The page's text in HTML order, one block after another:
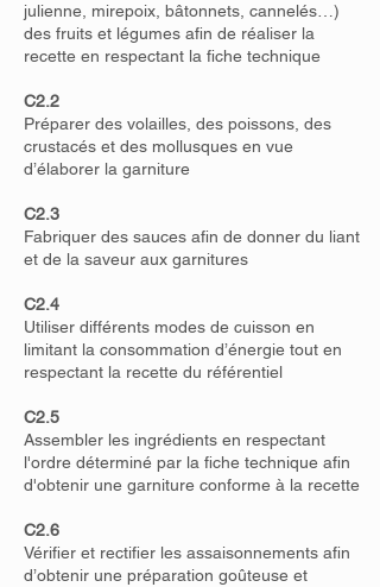
julienne, mirepoix, bâtonnets, cannelés…)
des fruits et légumes afin de réaliser la
recette en respectant la fiche technique
C2.2
Préparer des volailles, des poissons, des
crustacés et des mollusques en vue
d’élaborer la garniture
C2.3
Fabriquer des sauces afin de donner du liant
et de la saveur aux garnitures
C2.4
Utiliser différents modes de cuisson en
limitant la consommation d’énergie tout en
respectant la recette du référentiel
C2.5
Assembler les ingrédients en respectant
l'ordre déterminé par la fiche technique afin
d'obtenir une garniture conforme à la recette
C2.6
Vérifier et rectifier les assaisonnements afin
d’obtenir une préparation goûteuse et